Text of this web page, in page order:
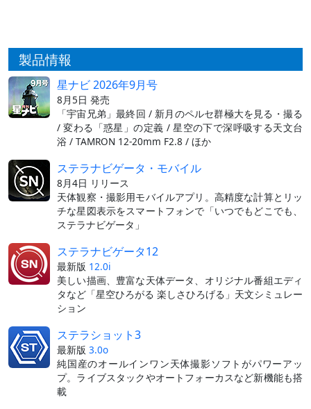
製品情報
星ナビ 2026年9月号
8月5日 発売
「宇宙兄弟」最終回 / 新月のペルセ群極大を見る・撮る
/ 変わる「惑星」の定義 / 星空の下で深呼吸する天文台
浴 / TAMRON 12-20mm F2.8 / ほか
ステラナビゲータ・モバイル
8月4日 リリース
天体観察・撮影用モバイルアプリ。高精度な計算とリッ
チな星図表示をスマートフォンで「いつでもどこでも、
ステラナビゲータ」
ステラナビゲータ12
最新版 12.0i
美しい描画、豊富な天体データ、オリジナル番組エディ
タなど「星空ひろがる 楽しさひろげる」天文シミュレー
ション
ステラショット3
最新版 3.0o
純国産のオールインワン天体撮影ソフトがパワーアッ
プ。ライブスタックやオートフォーカスなど新機能も搭
載